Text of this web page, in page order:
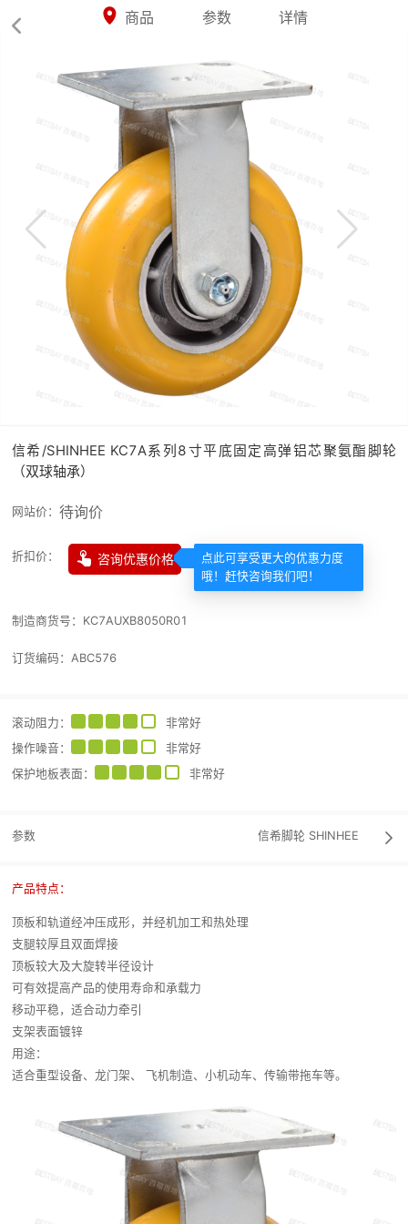

 商品 参数 详情
信希/SHINHEE KC7A系列8寸平底固定高弹铝芯聚氨酯脚轮
（双球轴承）
网站价： 待询价
折扣价：  咨询优惠价格
点此可享受更大的优惠力度
哦！赶快咨询我们吧！
制造商货号： KC7AUXB8050R01
订货编码： ABC576
滚动阻力 ：
非常好
操作噪音 ：
非常好
保护地板表面 ： 非常好
参数 信希脚轮 SHINHEE 
产品特点：
顶板和轨道经冲压成形，并经机加工和热处理
支腿较厚且双面焊接
顶板较大及大旋转半径设计
可有效提高产品的使用寿命和承载力
移动平稳，适合动力牵引
支架表面镀锌
用途：
适合重型设备、龙门架、 飞机制造、小机动车、传输带拖车等。